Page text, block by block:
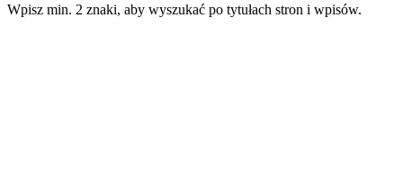
Wpisz min. 2 znaki, aby wyszukać po tytułach stron i wpisów.